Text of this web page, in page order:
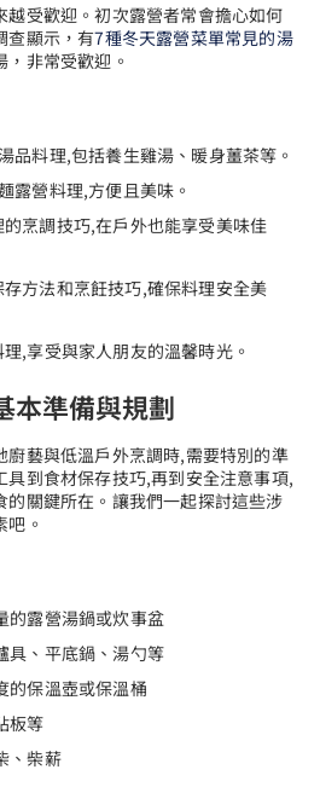
受歡迎。初次露營者常會擔心如何
查顯示，有7種冬天露營菜單常見的湯
，非常受歡迎。
品料理,包括養生雞湯、暖身薑茶等。
露營料理,方便且美味。
烹調技巧,在戶外也能享受美味佳
方法和烹飪技巧,確保料理安全美
,享受與家人朋友的溫馨時光。
本準備與規劃
廚藝與低溫戶外烹調時,需要特別的準
到食材保存技巧,再到安全注意事項,
的關鍵所在。讓我們一起探討這些涉
吧。
的露營湯鍋或炊事盆
具、平底鍋、湯勺等
的保溫壺或保溫桶
板等
、柴薪